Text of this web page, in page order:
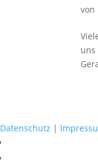
von
Datenschutz |